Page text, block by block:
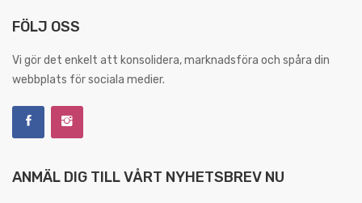
FÖLJ OSS
Vi gör det enkelt att konsolidera, marknadsföra och spåra din
webbplats för sociala medier.
ANMÄL DIG TILL VÅRT NYHETSBREV NU